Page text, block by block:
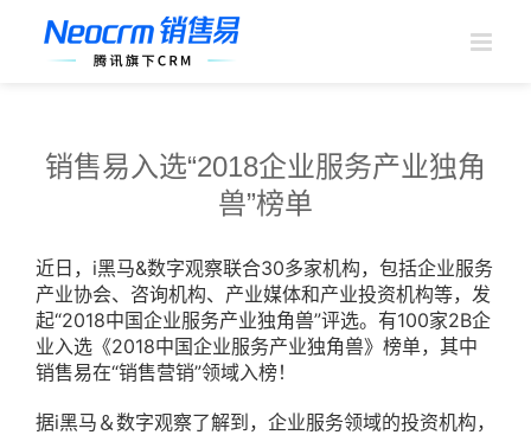
销售易入选“2018企业服务产业独角
兽”榜单
近日，i黑马&数字观察联合30多家机构，包括企业服务
产业协会、咨询机构、产业媒体和产业投资机构等，发
起“2018中国企业服务产业独角兽”评选。有100家2B企
业入选《2018中国企业服务产业独角兽》榜单，其中
销售易在“销售营销”领域入榜！
据i黑马＆数字观察了解到，企业服务领域的投资机构，